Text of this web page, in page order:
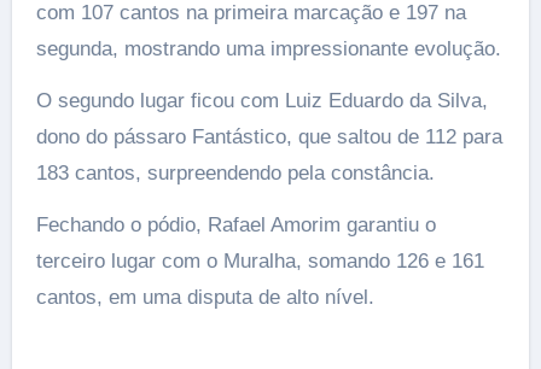
com 107 cantos na primeira marcação e 197 na
segunda, mostrando uma impressionante evolução.
O segundo lugar ficou com Luiz Eduardo da Silva,
dono do pássaro Fantástico, que saltou de 112 para
183 cantos, surpreendendo pela constância.
Fechando o pódio, Rafael Amorim garantiu o
terceiro lugar com o Muralha, somando 126 e 161
cantos, em uma disputa de alto nível.